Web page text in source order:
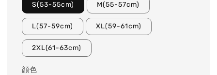
S(53-55cm) M(55-57cm)
L(57-59cm) XL(59-61cm)
2XL(61-63cm)
顔色